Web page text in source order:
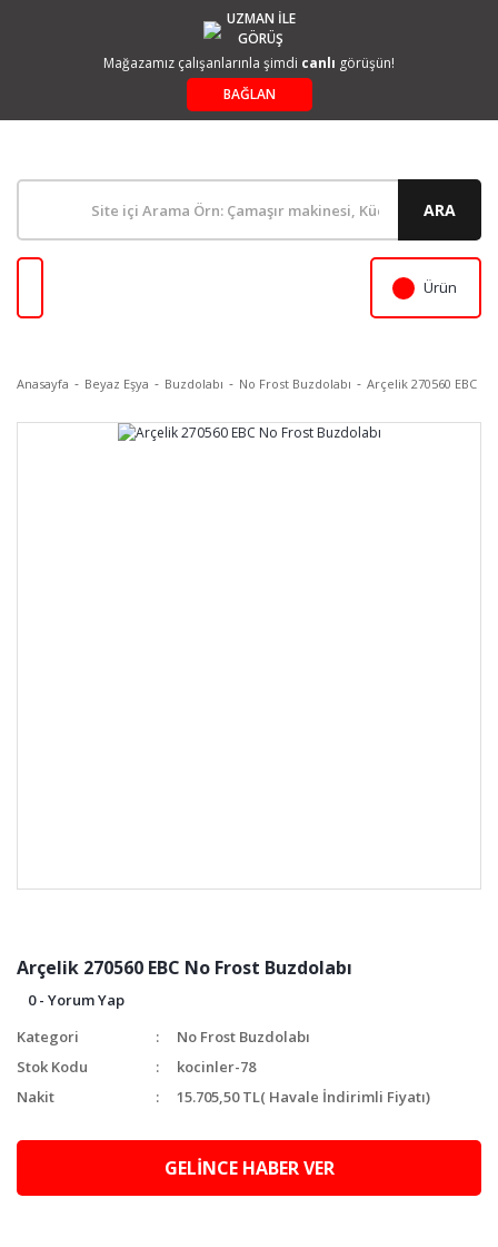
UZMAN İLE
GÖRÜŞ
Mağazamız çalışanlarınla şimdi canlı görüşün!
BAĞLAN
ARA
Ürün
Anasayfa Beyaz Eşya Buzdolabı No Frost Buzdolabı Arçelik 270560 EBC
Arçelik 270560 EBC No Frost Buzdolabı
0 - Yorum Yap
Kategori
No Frost Buzdolabı
Stok Kodu
kocinler-78
Nakit
15.705,50 TL( Havale İndirimli Fiyatı)
GELİNCE HABER VER